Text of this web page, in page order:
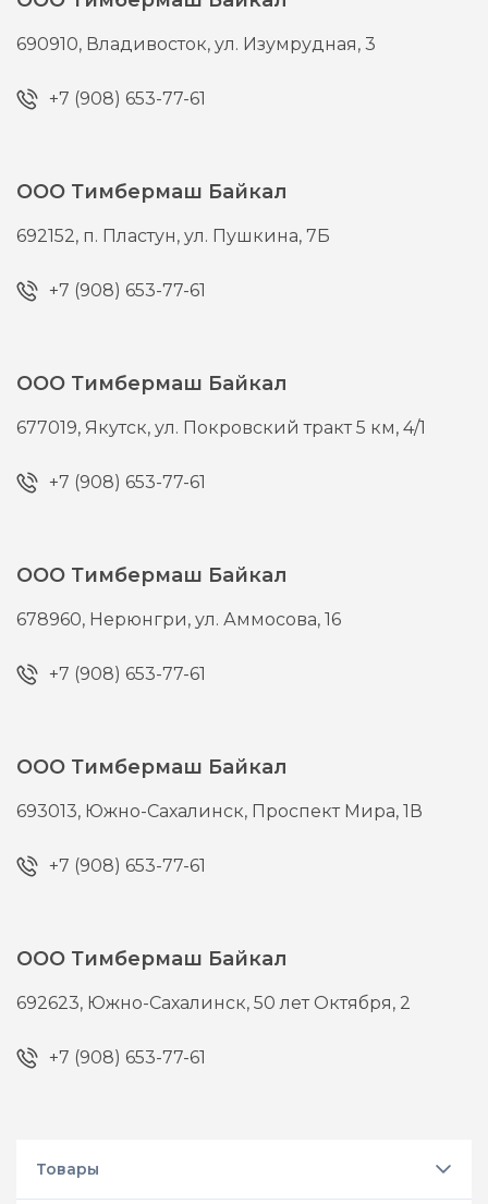
690910, Владивосток,ул. Изумрудная, 3
+7 (908) 653-77-61
ООО Тимбермаш Байкал
692152, п. Пластун,ул. Пушкина, 7Б
+7 (908) 653-77-61
ООО Тимбермаш Байкал
677019, Якутск,ул. Покровский тракт 5 км, 4/1
+7 (908) 653-77-61
ООО Тимбермаш Байкал
678960, Нерюнгри,ул. Аммосова, 16
+7 (908) 653-77-61
ООО Тимбермаш Байкал
693013, Южно-Сахалинск, Проспект Мира, 1В
+7 (908) 653-77-61
ООО Тимбермаш Байкал
692623, Южно-Сахалинск,50 лет Октября, 2
+7 (908) 653-77-61
Товары